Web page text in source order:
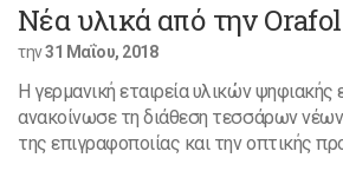
Νέα υλικά από την Orafol
την31 Μαΐου, 2018
Η γερμανική εταιρεία υλικών
ανακοίνωσε τη διάθεση τεσσάρων
της επιγραφοποιίας και την οπτικής